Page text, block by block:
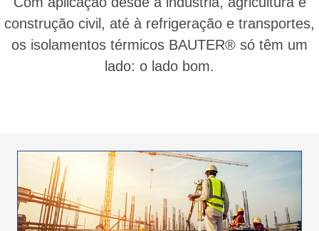
construção civil, até à refrigeração e transportes,
os isolamentos térmicos BAUTER® só têm um
lado: o lado bom.